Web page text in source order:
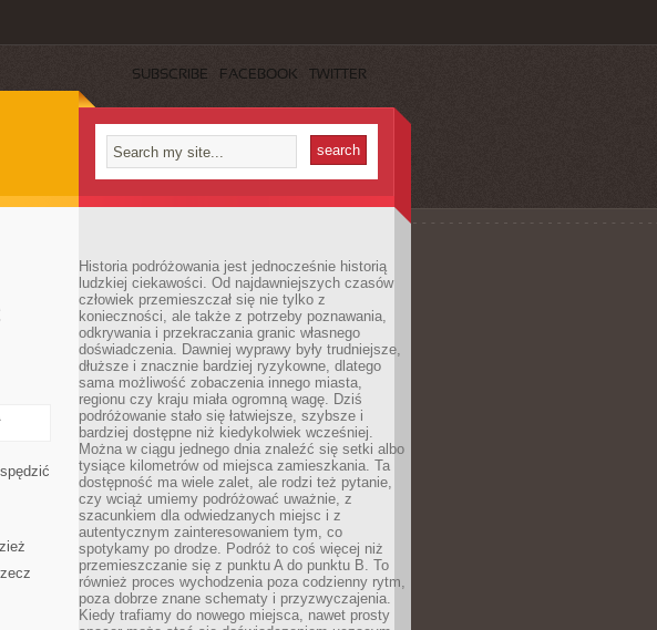
SUBSCRIBE FACEBOOK TWITTER
Historia podróżowania jest jednocześnie historią
ludzkiej ciekawości. Od najdawniejszych czasów
człowiek przemieszczał się nie tylko z
konieczności, ale także z potrzeby poznawania,
odkrywania i przekraczania granic własnego
doświadczenia. Dawniej wyprawy były trudniejsze,
dłuższe i znacznie bardziej ryzykowne, dlatego
sama możliwość zobaczenia innego miasta,
regionu czy kraju miała ogromną wagę. Dziś
podróżowanie stało się łatwiejsze, szybsze i
bardziej dostępne niż kiedykolwiek wcześniej.
Można w ciągu jednego dnia znaleźć się setki albo
tysiące kilometrów od miejsca zamieszkania. Ta
dostępność ma wiele zalet, ale rodzi też pytanie,
czy wciąż umiemy podróżować uważnie, z
szacunkiem dla odwiedzanych miejsc i z
autentycznym zainteresowaniem tym, co
spotykamy po drodze. Podróż to coś więcej niż
przemieszczanie się z punktu A do punktu B. To
również proces wychodzenia poza codzienny rytm,
poza dobrze znane schematy i przyzwyczajenia.
Kiedy trafiamy do nowego miejsca, nawet prosty